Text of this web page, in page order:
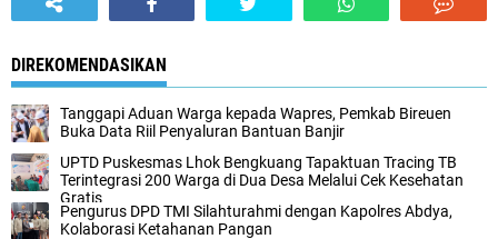
DIREKOMENDASIKAN
Tanggapi Aduan Warga kepada Wapres, Pemkab Bireuen
Buka Data Riil Penyaluran Bantuan Banjir
UPTD Puskesmas Lhok Bengkuang Tapaktuan ‎Tracing TB
Terintegrasi 200 Warga di Dua Desa Melalui Cek Kesehatan
Gratis
Pengurus DPD TMI Silahturahmi dengan Kapolres Abdya,
Kolaborasi Ketahanan Pangan